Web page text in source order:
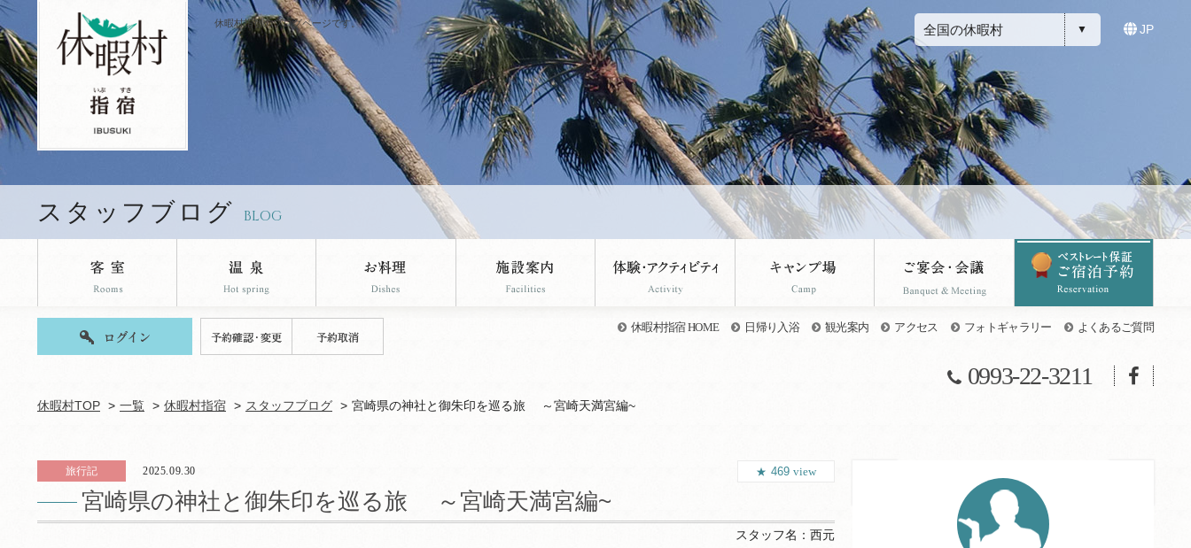
休暇村指宿のブログページです。 全国の休暇村 JP
スタッフブログ BLOG
休暇村指宿 HOME 日帰り入浴 観光案内 アクセス フォトギャラリー よくあるご質問
0993-22-3211
休暇村TOP 一覧 休暇村指宿 スタッフブログ 宮崎県の神社と御朱印を巡る旅 ～宮崎天満宮編~
旅行記 2025.09.30
宮崎県の神社と御朱印を巡る旅 ～宮崎天満宮編~
469 view
スタッフ名： 西元